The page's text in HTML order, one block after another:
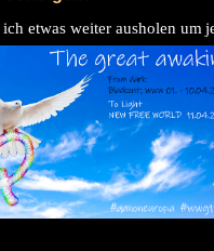
etwas weiter ausholen um